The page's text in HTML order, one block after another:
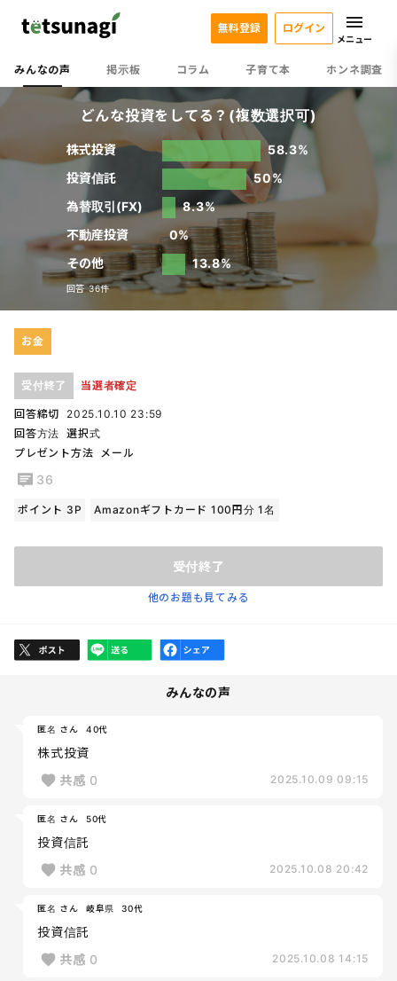
みんなの声 掲示板 コラム 子育て本 ホンネ調査
無料登録 ログイン
メニュー
どんな投資をしてる？(複数選択可)
株式投資
58.3%
投資信託
50%
為替取引(FX)
8.3%
不動産投資
0%
その他
13.8%
回答 36件
お金
受付終了 当選者確定
回答締切
2025.10.10 23:59
回答方法 選択式
プレゼント方法
メール
36
ポイント 3P Amazonギフトカード 100円分 1名
受付終了
他のお題も見てみる
みんなの声
匿名 さん 40代
株式投資
共感 0 2025.10.09 09:15
匿名 さん 50代
投資信託
共感 0 2025.10.08 20:42
匿名 さん 岐阜県 30代
投資信託
共感 0 2025.10.08 14:15